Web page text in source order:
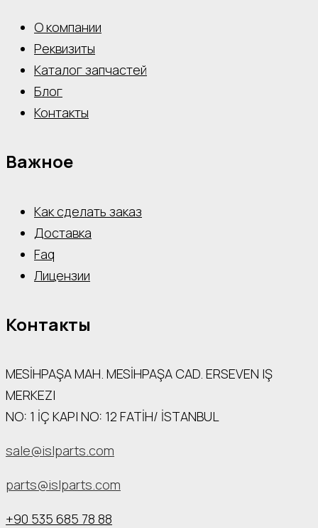
О компании
Реквизиты
Каталог запчастей
Блог
Контакты
Важное
Как сделать заказ
Доставка
Faq
Лицензии
Контакты
MESİHPAŞA МАН. MESİHPAŞA CAD. ERSEVEN IŞ
MERKEZI
NO: 1 İÇ КАРI NO: 12 FATİH/ İSTANBUL
sale@islparts.com
parts@islparts.com
+90 535 685 78 88